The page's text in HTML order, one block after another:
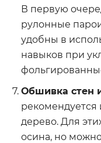
В первую
рулонные
удобны в
навыков при
Обшивка стен
рекомендуется
дерево. Для
осина, но